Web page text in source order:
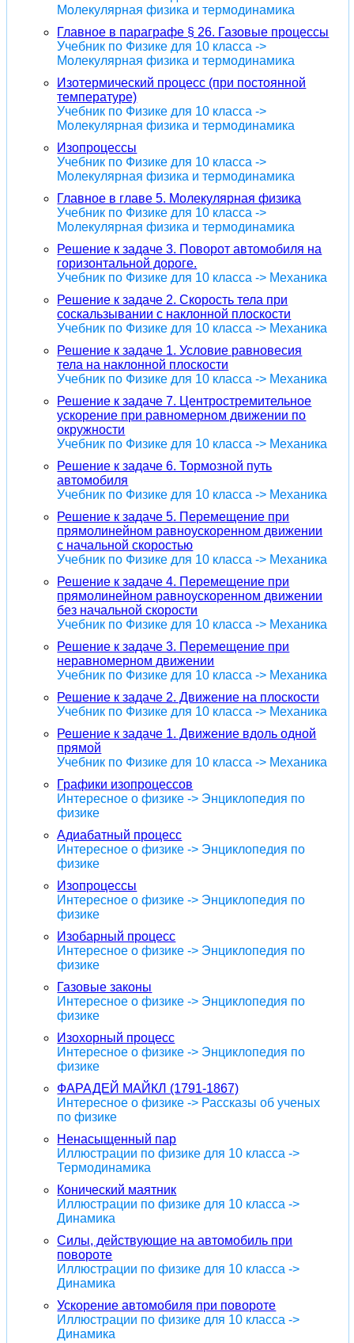
Молекулярная физика и термодинамика
Главное в параграфе § 26. Газовые процессы
Учебник по Физике для 10 класса ->
Молекулярная физика и термодинамика
Изотермический процесс (при постоянной
температуре)
Учебник по Физике для 10 класса ->
Молекулярная физика и термодинамика
Изопроцессы
Учебник по Физике для 10 класса ->
Молекулярная физика и термодинамика
Главное в главе 5. Молекулярная физика
Учебник по Физике для 10 класса ->
Молекулярная физика и термодинамика
Решение к задаче 3. Поворот автомобиля на
горизонтальной дороге.
Учебник по Физике для 10 класса -> Механика
Решение к задаче 2. Скорость тела при
соскальзывании с наклонной плоскости
Учебник по Физике для 10 класса -> Механика
Решение к задаче 1. Условие равновесия
тела на наклонной плоскости
Учебник по Физике для 10 класса -> Механика
Решение к задаче 7. Центростремительное
ускорение при равномерном движении по
окружности
Учебник по Физике для 10 класса -> Механика
Решение к задаче 6. Тормозной путь
автомобиля
Учебник по Физике для 10 класса -> Механика
Решение к задаче 5. Перемещение при
прямолинейном равноускоренном движении
с начальной скоростью
Учебник по Физике для 10 класса -> Механика
Решение к задаче 4. Перемещение при
прямолинейном равноускоренном движении
без начальной скорости
Учебник по Физике для 10 класса -> Механика
Решение к задаче 3. Перемещение при
неравномерном движении
Учебник по Физике для 10 класса -> Механика
Решение к задаче 2. Движение на плоскости
Учебник по Физике для 10 класса -> Механика
Решение к задаче 1. Движение вдоль одной
прямой
Учебник по Физике для 10 класса -> Механика
Графики изопроцессов
Интересное о физике -> Энциклопедия по
физике
Адиабатный процесс
Интересное о физике -> Энциклопедия по
физике
Изопроцессы
Интересное о физике -> Энциклопедия по
физике
Изобарный процесс
Интересное о физике -> Энциклопедия по
физике
Газовые законы
Интересное о физике -> Энциклопедия по
физике
Изохорный процесс
Интересное о физике -> Энциклопедия по
физике
ФАРАДЕЙ МАЙКЛ (1791-1867)
Интересное о физике -> Рассказы об ученых
по физике
Ненасыщенный пар
Иллюстрации по физике для 10 класса ->
Термодинамика
Конический маятник
Иллюстрации по физике для 10 класса ->
Динамика
Силы, действующие на автомобиль при
повороте
Иллюстрации по физике для 10 класса ->
Динамика
Ускорение автомобиля при повороте
Иллюстрации по физике для 10 класса ->
Динамика